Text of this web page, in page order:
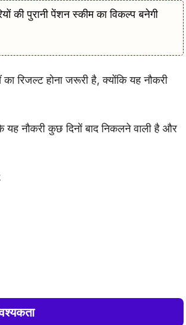
पुरानी पेंशन स्कीम का विकल्प बनेगी
रिजल्ट होना जरूरी है, क्योंकि यह नौकरी
नौकरी कुछ दिनों बाद निकलने वाली है और